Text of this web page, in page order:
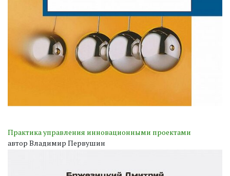
Практика управления инновационными проектами
автор Владимир Первушин